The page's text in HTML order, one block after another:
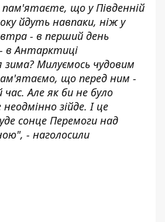
пам'ятаєте, що у Південній
йдуть навпаки, ніж у
- в перший день
в Антарктиці
зима? Милуємось чудовим
що перед ним -
Але як би не було
зійде. І це
сонце Перемоги над
- наголосили